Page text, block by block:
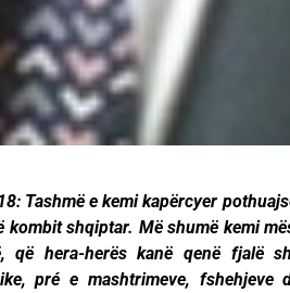
Tashmë e kemi kapërcyer
kombit shqiptar. Më shumë kemi
që hera-herës kanë qenë fjalë
pré e mashtrimeve, fshehjeve